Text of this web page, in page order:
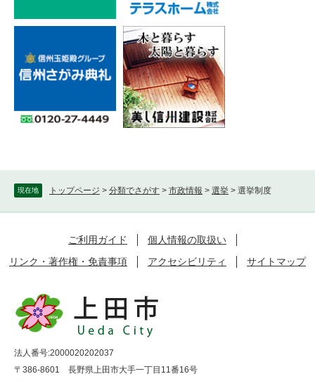
現在地 トップページ > 分類でさがす > 市政情報 > 選挙 > 選挙制度
ご利用ガイド
個人情報の取扱い
リンク・著作権・免責事項
アクセシビリティ サイトマップ
法人番号:2000020202037
〒386-8601 長野県上田市大手一丁目11番16号